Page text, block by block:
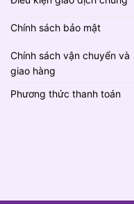
Chính sách bảo mật
Chính sách vận chuyển và
giao hàng
Phương thức thanh toán